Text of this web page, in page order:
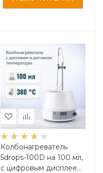
Колбонагреватель
5drops-100D на 100 мл,
с цифровым дисплеем